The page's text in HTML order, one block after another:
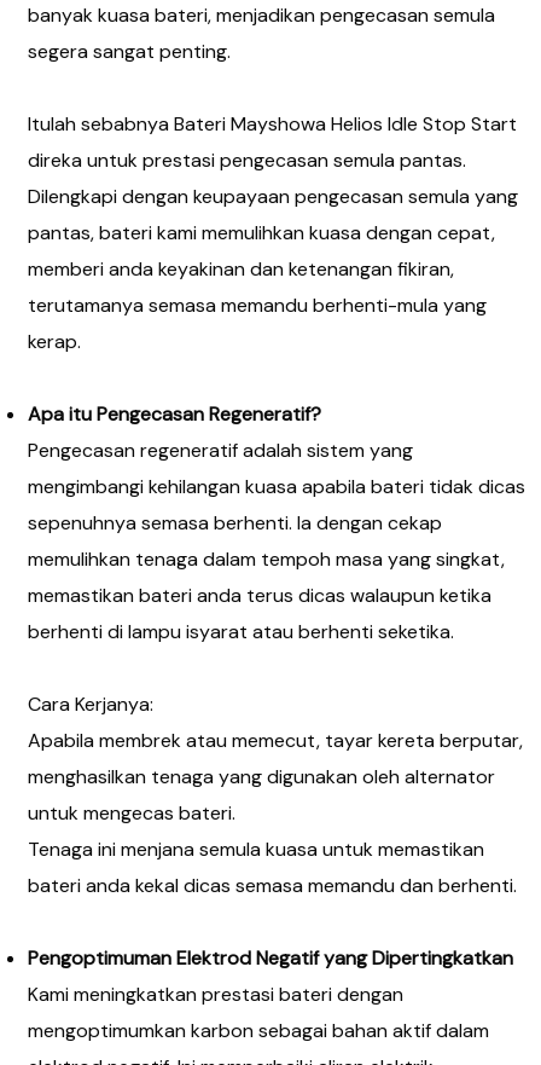
banyak kuasa bateri, menjadikan pengecasan semula
segera sangat penting.
Itulah sebabnya Bateri Mayshowa Helios Idle Stop Start
direka untuk prestasi pengecasan semula pantas.
Dilengkapi dengan keupayaan pengecasan semula yang
pantas, bateri kami memulihkan kuasa dengan cepat,
memberi anda keyakinan dan ketenangan fikiran,
terutamanya semasa memandu berhenti-mula yang
kerap.
Apa itu Pengecasan Regeneratif?
Pengecasan regeneratif adalah sistem yang
mengimbangi kehilangan kuasa apabila bateri tidak dicas
sepenuhnya semasa berhenti. Ia dengan cekap
memulihkan tenaga dalam tempoh masa yang singkat,
memastikan bateri anda terus dicas walaupun ketika
berhenti di lampu isyarat atau berhenti seketika.
Cara Kerjanya:
Apabila membrek atau memecut, tayar kereta berputar,
menghasilkan tenaga yang digunakan oleh alternator
untuk mengecas bateri.
Tenaga ini menjana semula kuasa untuk memastikan
bateri anda kekal dicas semasa memandu dan berhenti.
Pengoptimuman Elektrod Negatif yang Dipertingkatkan
Kami meningkatkan prestasi bateri dengan
mengoptimumkan karbon sebagai bahan aktif dalam